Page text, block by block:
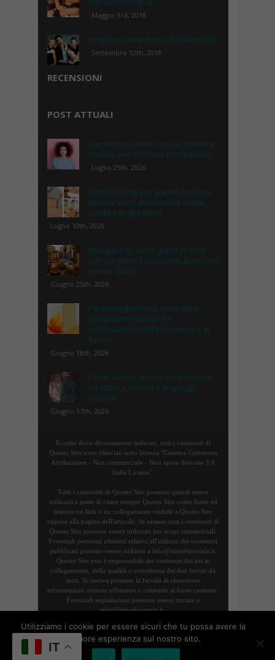
Maggio 3rd, 2018
I migliori cantanti pop degli anni 90
Settembre 12th, 2018
RECENSIONI
POST ATTUALI
Capelli ricci secchi: cause, rimedi e
routine per ritrovare morbidezza
Luglio 25th, 2026
Mattoni forati per pareti divisorie:
perché sono ancora una scelta
solida per gli interni
Luglio 10th, 2026
Mangiare a Lucca: guida pratica
per scegliere il ristorante giusto nel
centro storico
Giugno 25th, 2026
Parete tagliafuoco: normativa,
compartimentazione e
certificazione della resistenza al
fuoco
Giugno 18th, 2026
Paolo Avanzi artista: un percorso
tra pittura, ricerca e linguaggi
culturali
Giugno 17th, 2026
Eccetto dove diversamente indicato, tutti i contenuti di
Questo Sito sono rilasciati sotto licenza "Creative Commons
Attribuzione - Non commerciale - Non opere derivate 3.0
Italia License".
Tutti i contenuti di Questo Sito possono quindi essere
utilizzati a patto di citare sempre Questo Sito come fonte ed
inserire un link o un collegamento visibile a Questo Sito
oppure alla pagina dell'articolo. In nessun caso i contenuti di
Questo Sito possono essere utilizzati per scopi commerciali.
Eventuali permessi ulteriori relativi all'utilizzo dei contenuti
pubblicati possono essere richiesti a info@sitiwebjoomla.it.
Questo Sito non è responsabile dei contenuti dei siti in
collegamento, della qualità o correttezza dei dati forniti da
terzi. Si riserva pertanto la facoltà di rimuovere
informazioni ritenute offensive o contrarie al buon costume.
Eventuali segnalazioni possono essere inviate a
info@sitiwebjoomla.it.
Copyright 2016 |Termini, privacy e cookie| Sitemap
IT
Utilizziamo i cookie per essere sicuri che tu possa avere la
migliore esperienza sul nostro sito.